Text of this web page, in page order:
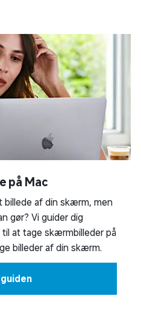
på Mac
billede af din skærm, men
gør? Vi guider dig
at tage skærmbilleder på
billeder af din skærm.